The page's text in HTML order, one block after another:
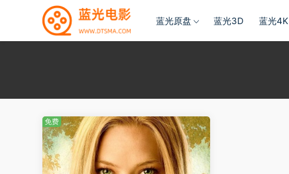
蓝光原盘 蓝光3D 蓝光4K
免费